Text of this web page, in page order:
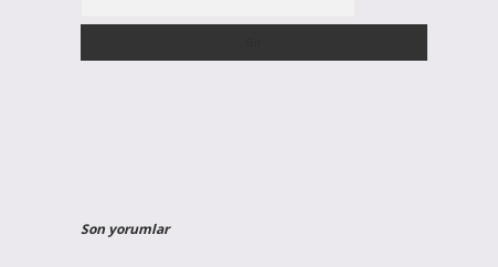
Son yorumlar